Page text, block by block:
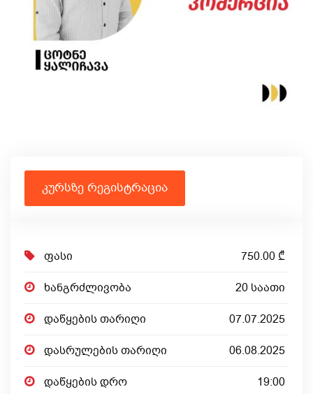
კურსზე რეგისტრაცია
ფასი 750.00 ₾
ხანგრძლივობა 20 საათი
დაწყების თარიღი 07.07.2025
დასრულების თარიღი 06.08.2025
დაწყების დრო 19:00